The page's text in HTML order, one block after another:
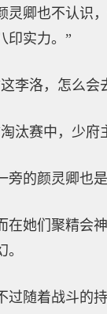
灵卿也不认识
印实力。”
这李洛，怎么会
淘汰赛中，少府
旁的颜灵卿也
在她们聚精会
。
过随着战斗的